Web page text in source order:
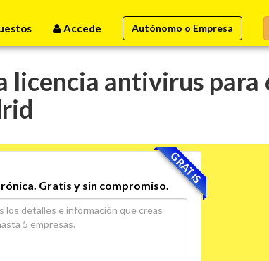
Accede Autónomo o Empresa
licencia antivirus para
GRATIS
Gratis y sin compromiso.